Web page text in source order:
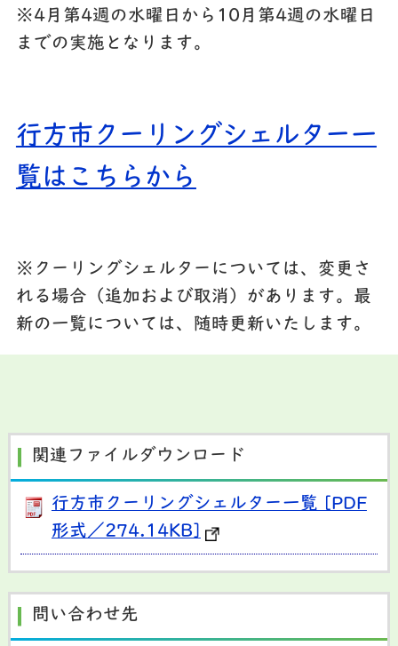
※4月第4週の水曜日から10月第4週の水曜日
までの実施となります。
行方市クーリングシェルター一
覧はこちらから
※クーリングシェルターについては、変更さ
れる場合（追加および取消）があります。最
新の一覧については、随時更新いたします。
関連ファイルダウンロード
行方市クーリングシェルター一覧 [PDF
形式／274.14KB]
問い合わせ先